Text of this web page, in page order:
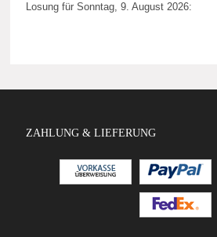
Losung für Sonntag, 9. August 2026:
ZAHLUNG & LIEFERUNG